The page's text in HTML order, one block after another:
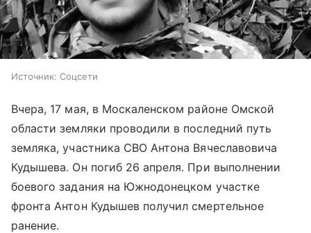
Источник: Соцсети
Вчера, 17 мая, в Москаленском районе Омской
области земляки проводили в последний путь
земляка, участника СВО Антона Вячеславовича
Кудышева. Он погиб 26 апреля. При выполнении
боевого задания на Южнодонецком участке
фронта Антон Кудышев получил смертельное
ранение.